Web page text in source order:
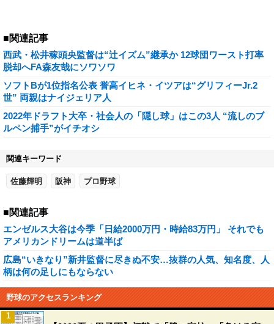
■関連記事
西武・松井稼頭央監督は“辻イズム”継承か 12球団ワースト打率
脱却へFA森友哉にソワソワ
ソフトBが1位指名公表 誉高イヒネ・イツアは“グリフィーJr.2
世” 両親はナイジェリア人
2022年ドラフト大卒・社会人の「隠し球」はこの3人 “流しのブ
ルペン捕手”がイチオシ
関連キーワード
佐藤輝明 阪神 プロ野球
■関連記事
エンゼルス大谷は今季「日給2000万円・時給83万円」 それでも
アメリカンドリームは道半ば
広島“いきなり”新井監督に尽きぬ不安…抜群の人気、知名度、人
柄は何の足しにもならない
野球のアクセスランキング
1